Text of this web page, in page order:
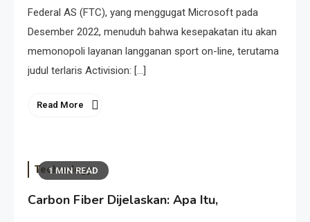
Federal AS (FTC), yang menggugat Microsoft pada
Desember 2022, menuduh bahwa kesepakatan itu akan
memonopoli layanan langganan sport on-line, terutama
judul terlaris Activision: […]
Read More
1 MIN READ
Technology
Carbon Fiber Dijelaskan: Apa Itu,